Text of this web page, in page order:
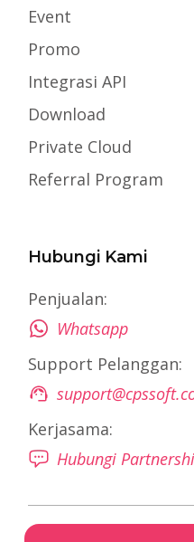
Event
Promo
Integrasi API
Download
Private Cloud
Referral Program
Hubungi Kami
Penjualan:
Whatsapp
Support Pelanggan:
Kerjasama:
Hubungi